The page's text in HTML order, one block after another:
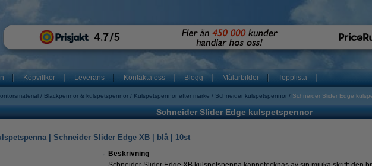
Köpvillkor Leverans Kontakta oss Blogg Målarbilder Topplista
Bläckpennor & kulspetspennor Kulspetspennor efter märke Schneider kulspetspennor Schneider Slider Edge
Schneider Slider Edge kulspetspennor
| Schneider Slider Edge XB | blå | 10st
Beskrivning